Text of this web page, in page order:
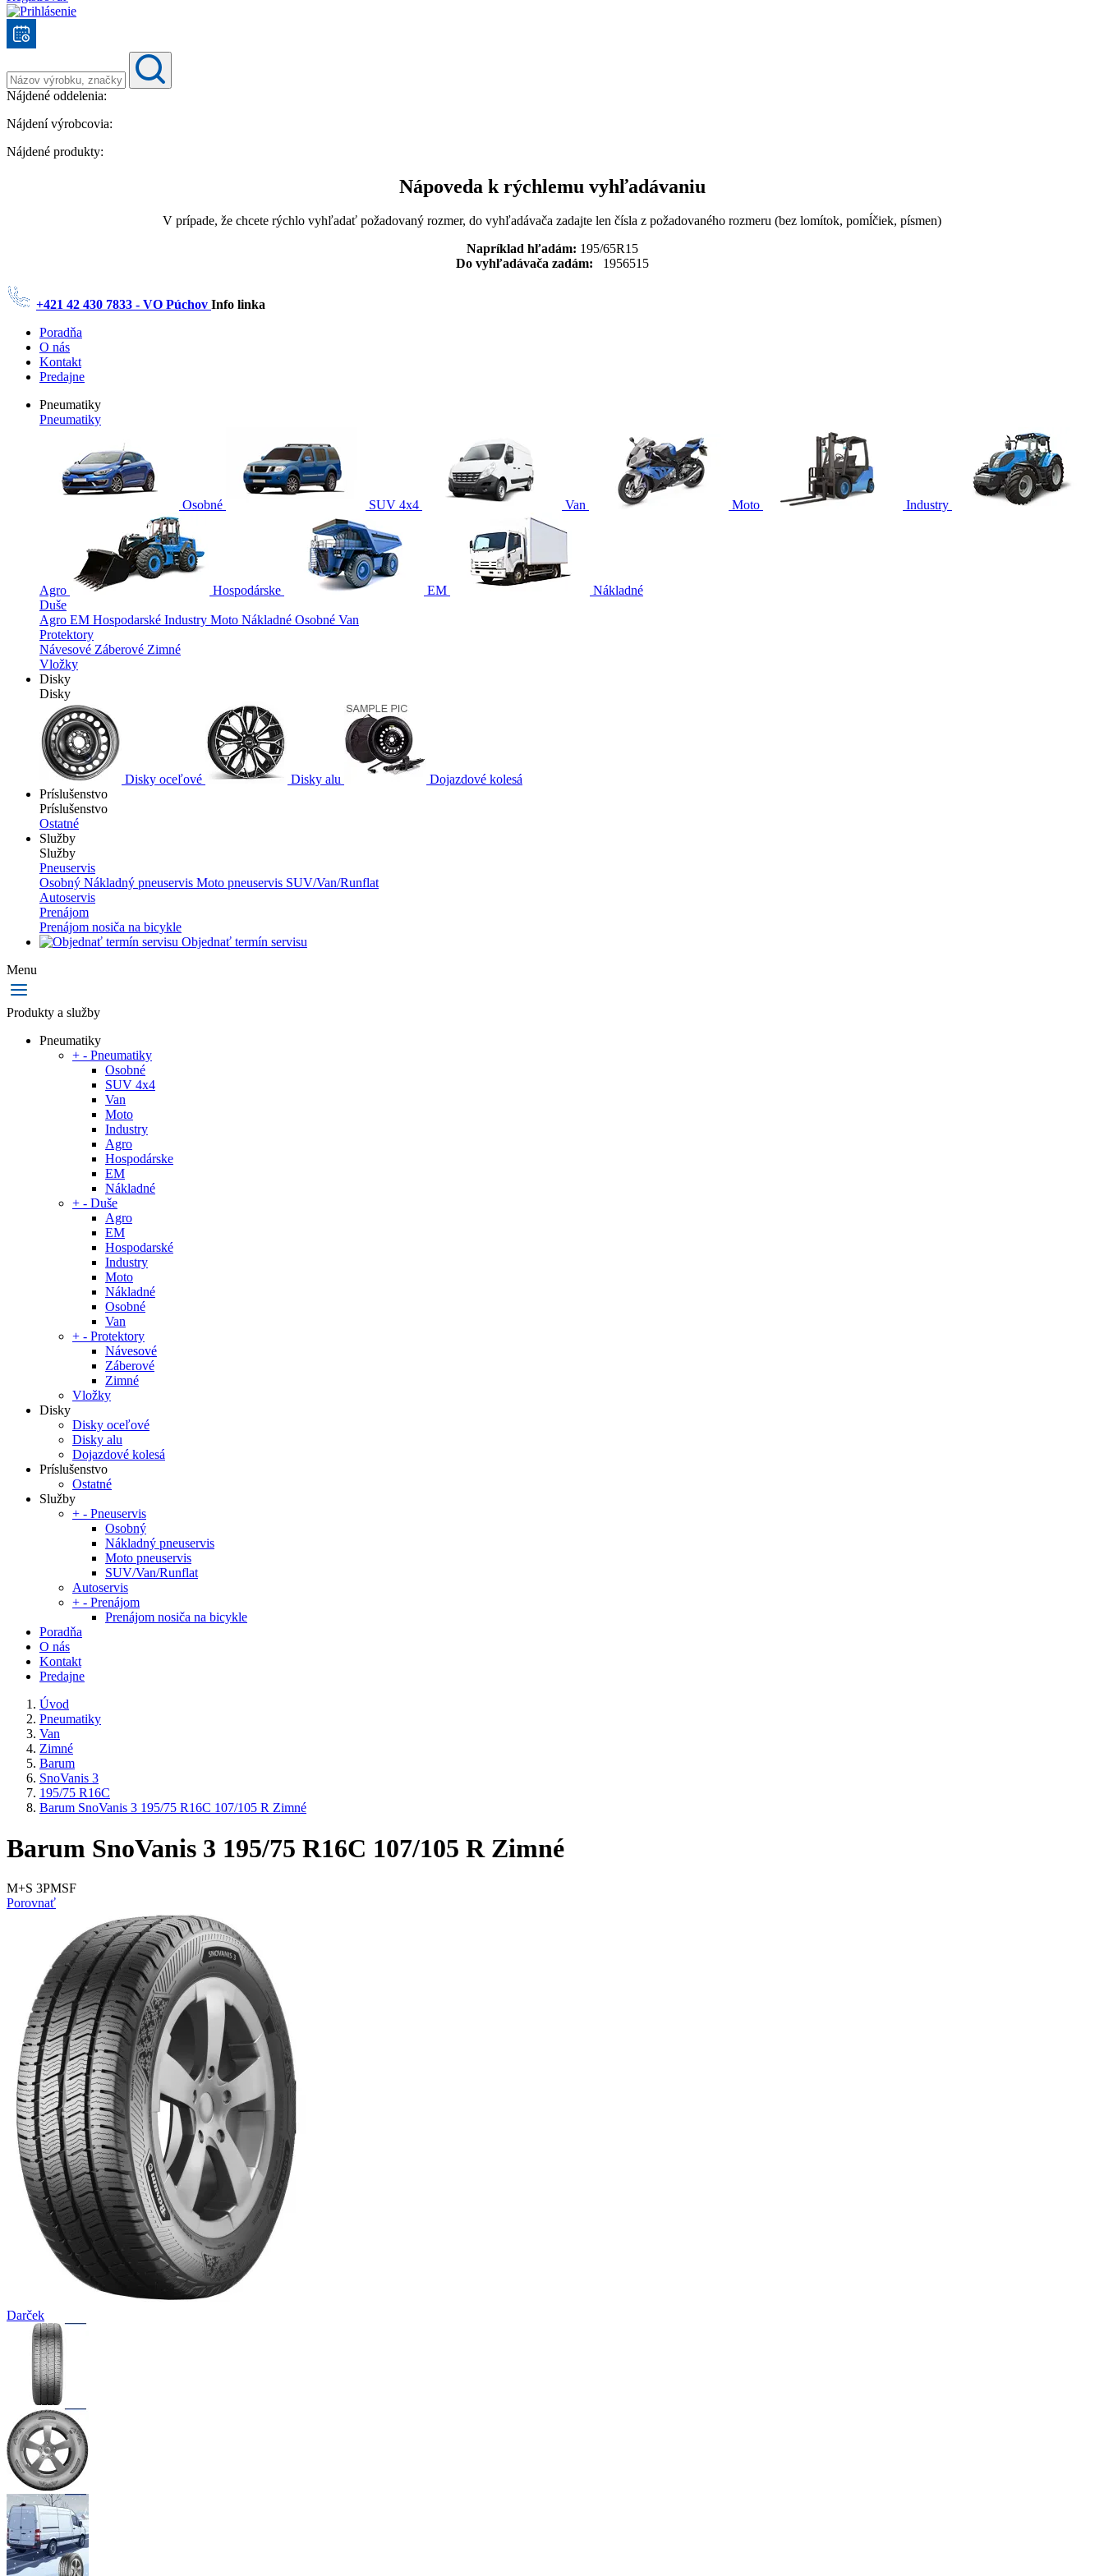
Nájdené oddelenia:
Nájdení výrobcovia:
Nájdené produkty:
Nápoveda k rýchlemu vyhľadávaniu
V prípade, že chcete rýchlo vyhľadať požadovaný rozmer, do vyhľadávača zadajte len čísla z požadovaného rozmeru (bez lomítok, pomĺčiek, písmen)
Napríklad hľadám: 195/65R15
Do vyhľadávača zadám: 1956515
+421 42 430 7833 - VO Púchov Info linka
Poradňa
O nás
Kontakt
Predajne
Pneumatiky
Pneumatiky
Osobné SUV 4x4 Van Moto Industry
Agro Hospodárske EM
Nákladné
Duše
Agro EM Hospodarské Industry Moto Nákladné Osobné Van
Protektory
Návesové Záberové Zimné
Vložky
Disky
Disky
Disky oceľové Disky alu
Dojazdové kolesá
Príslušenstvo
Príslušenstvo
Ostatné
Služby
Služby
Pneuservis
Osobný Nákladný pneuservis Moto pneuservis SUV/Van/Runflat
Autoservis
Prenájom
Prenájom nosiča na bicykle
Objednať termín servisu
Menu
Produkty a služby
Pneumatiky
+ - Pneumatiky
Osobné
SUV 4x4
Van
Moto
Industry
Agro
Hospodárske
EM
Nákladné
+ - Duše
Agro
EM
Hospodarské
Industry
Moto
Nákladné
Osobné
Van
+ - Protektory
Návesové
Záberové
Zimné
Vložky
Disky
Disky oceľové
Disky alu
Dojazdové kolesá
Príslušenstvo
Ostatné
Služby
+ - Pneuservis
Osobný
Nákladný pneuservis
Moto pneuservis
SUV/Van/Runflat
Autoservis
+ - Prenájom
Prenájom nosiča na bicykle
Poradňa
O nás
Kontakt
Predajne
Úvod
Pneumatiky
Van
Zimné
Barum
SnoVanis 3
195/75 R16C
Barum SnoVanis 3 195/75 R16C 107/105 R Zimné
Barum SnoVanis 3 195/75 R16C 107/105 R Zimné
M+S 3PMSF
Porovnať
Darček